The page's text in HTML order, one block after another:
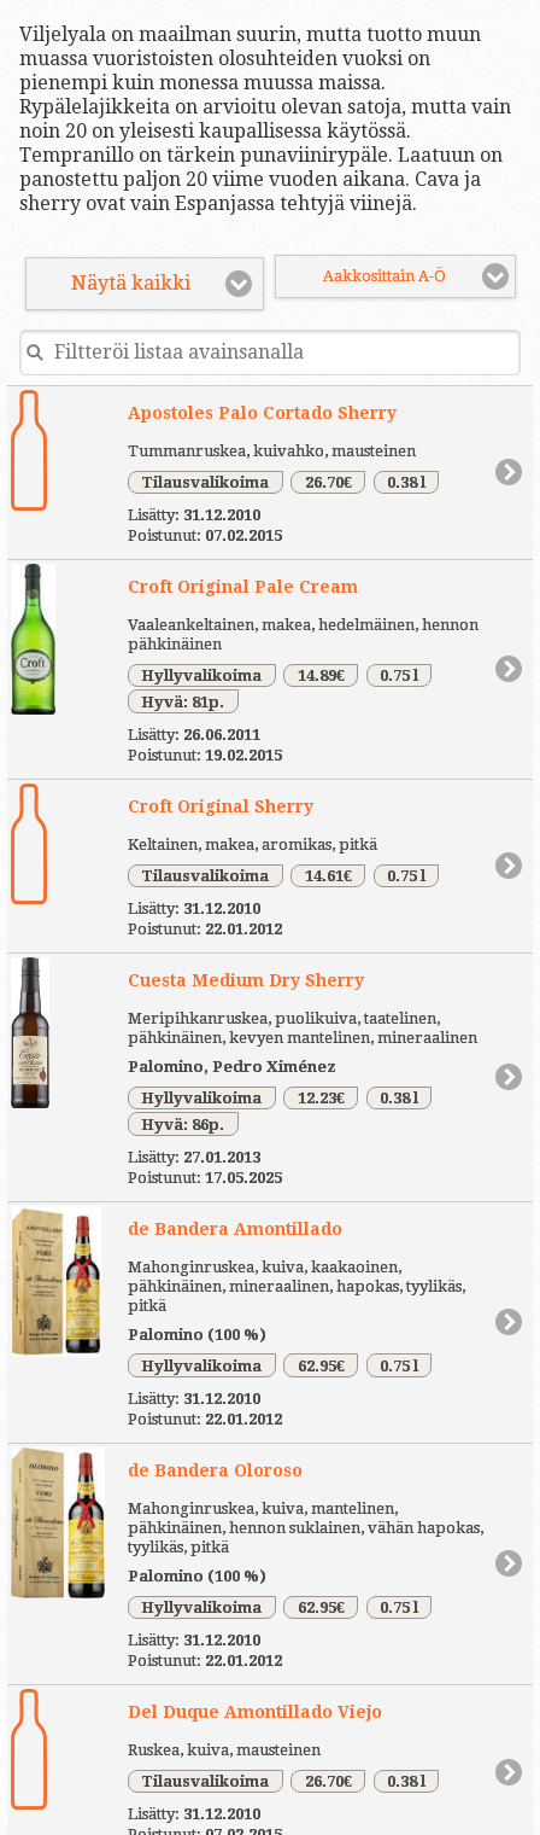
Viljelyala on maailman suurin, mutta tuotto muun
muassa vuoristoisten olosuhteiden vuoksi on
pienempi kuin monessa muussa maissa.
Rypälelajikkeita on arvioitu olevan satoja, mutta vain
noin 20 on yleisesti kaupallisessa käytössä.
Tempranillo on tärkein punaviinirypäle. Laatuun on
panostettu paljon 20 viime vuoden aikana. Cava ja
sherry ovat vain Espanjassa tehtyjä viinejä.
Näytä kaikki Aakkosittain A-Ö
Apostoles Palo Cortado Sherry
Tummanruskea, kuivahko, mausteinen
Tilausvalikoima
26.70€
0.38 l
Lisätty: 31.12.2010
Poistunut: 07.02.2015
Croft Original Pale Cream
Vaaleankeltainen, makea, hedelmäinen, hennon
pähkinäinen
Hyllyvalikoima
14.89€
0.75 l
Hyvä: 81p.
Lisätty: 26.06.2011
Poistunut: 19.02.2015
Croft Original Sherry
Keltainen, makea, aromikas, pitkä
Tilausvalikoima
14.61€
0.75 l
Lisätty: 31.12.2010
Poistunut: 22.01.2012
Cuesta Medium Dry Sherry
Meripihkanruskea, puolikuiva, taatelinen,
pähkinäinen, kevyen mantelinen, mineraalinen
Palomino, Pedro Ximénez
Hyllyvalikoima
12.23€
0.38 l
Hyvä: 86p.
Lisätty: 27.01.2013
Poistunut: 17.05.2025
de Bandera Amontillado
Mahonginruskea, kuiva, kaakaoinen,
pähkinäinen, mineraalinen, hapokas, tyylikäs,
pitkä
Palomino (100 %)
Hyllyvalikoima
62.95€
0.75 l
Lisätty: 31.12.2010
Poistunut: 22.01.2012
de Bandera Oloroso
Mahonginruskea, kuiva, mantelinen,
pähkinäinen, hennon suklainen, vähän hapokas,
tyylikäs, pitkä
Palomino (100 %)
Hyllyvalikoima
62.95€
0.75 l
Lisätty: 31.12.2010
Poistunut: 22.01.2012
Del Duque Amontillado Viejo
Ruskea, kuiva, mausteinen
Tilausvalikoima
26.70€
0.38 l
Lisätty: 31.12.2010